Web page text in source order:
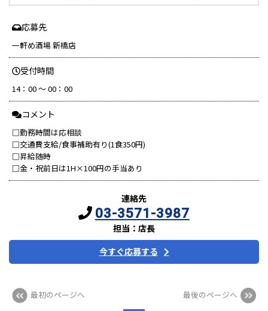
応募先
一軒め酒場 新橋店
受付時間
14：00 ～ 00：00
コメント
□勤務時間は応相談
□交通費支給/食事補助有り(1食350円)
□昇給随時
□金・祝前日は1H×100円の手当あり
連絡先
03-3571-3987
担当：店長
今すぐ応募する
最初のページへ 最後のページへ